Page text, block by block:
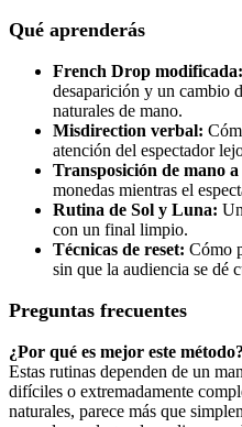
Qué aprenderás
French Drop modificada:
desaparición y un cambio
naturales de mano.
Misdirection verbal:
atención del espectador
Transposición de mano
monedas mientras el
Rutina de Sol y Luna:
con un final limpio.
Técnicas de reset: Cómo
sin que la audiencia se dé
Preguntas frecuentes
¿Por qué es mejor este método?
Estas rutinas dependen de un
difíciles o extremadamente
naturales, parece más que